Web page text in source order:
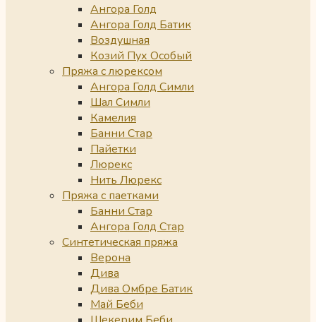
Ангора Голд
Ангора Голд Батик
Воздушная
Козий Пух Особый
Пряжа с люрексом
Ангора Голд Симли
Шал Симли
Камелия
Банни Стар
Пайетки
Люрекс
Нить Люрекс
Пряжа с паетками
Банни Стар
Ангора Голд Стар
Синтетическая пряжа
Верона
Дива
Дива Омбре Батик
Май Беби